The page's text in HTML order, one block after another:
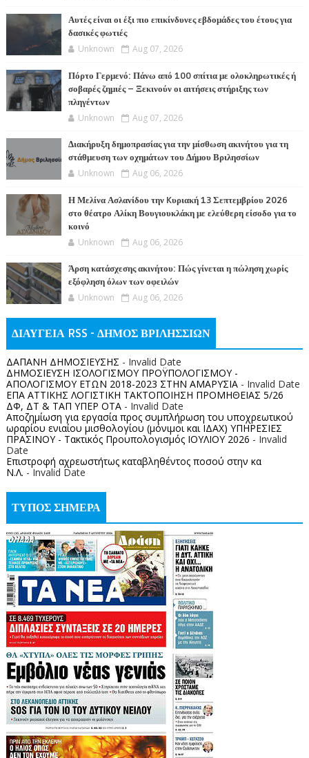
Αυτές είναι οι έξι πιο επικίνδυνες εβδομάδες του έτους για
δασικές φωτιές
Unknown Aug 07, 2026
Πόρτο Γερμενό: Πάνω από 100 σπίτια με ολοκληρωτικές ή
σοβαρές ζημιές – Ξεκινούν οι αιτήσεις στήριξης των
πληγέντων
Unknown Aug 07, 2026
Διακήρυξη δημοπρασίας για την μίσθωση ακινήτου για τη
στάθμευση των οχημάτων του Δήμου Βριλησσίων
Unknown Aug 06, 2026
Η Μελίνα Ασλανίδου την Kυριακή 13 Σεπτεμβρίου 2026
στο θέατρο Αλίκη Βουγιουκλάκη με ελεύθερη είσοδο για το
κοινό
Unknown Aug 06, 2026
Άρση κατάσχεσης ακινήτου: Πώς γίνεται η πώληση χωρίς
εξόφληση όλων των οφειλών
Unknown Aug 06, 2026
ΔΙΑΥΓΕΙΑ RSS - ΔΗΜΟΣ ΒΡΙΛΗΣΣΙΩΝ
ΔΑΠΑΝΗ ΔΗΜΟΣΙΕΥΣΗΣ - Invalid Date
ΔΗΜΟΣΙΕΥΣΗ ΙΣΟΛΟΓΙΣΜΟΥ ΠΡΟΫΠΟΛΟΓΙΣΜΟΥ -
ΑΠΟΛΟΓΙΣΜΟΥ ΕΤΩΝ 2018-2023 ΣΤΗΝ ΑΜΑΡΥΣΙΑ- Invalid Date
ΕΠΑ ΑΤΤΙΚΗΣ ΛΟΓΙΣΤΙΚΗ ΤΑΚΤΟΠΟΙΗΣΗ ΠΡΟΜΗΘΕΙΑΣ 5/26
ΔΦ, ΔΤ & ΤΑΠ ΥΠΕΡ ΟΤΑ- Invalid Date
Αποζημίωση για εργασία προς συμπλήρωση του υποχρεωτικού
ωραρίου ενιαίου μισθολογίου (μόνιμοι και ΙΔΑΧ) ΥΠΗΡΕΣΙΕΣ
ΠΡΑΣΙΝΟΥ - Τακτικός Προυπολογισμός ΙΟΥΛΙΟΥ 2026 - Invalid
Date
Επιστροφή αχρεωστήτως καταβληθέντος ποσoύ στην κα
Ν.Λ. - Invalid Date
ΤΥΠΟΣ ΣΗΜΕΡΑ